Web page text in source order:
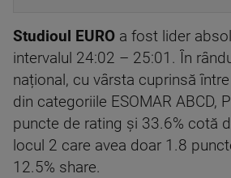
Studioul EURO a fost lider
intervalul 24:02 – 25:01. În
național, cu vârsta cuprinsă
din categoriile ESOMAR ABCD,
puncte de rating și 33.6% cotă
locul 2 care avea doar 1.8
12.5% share.